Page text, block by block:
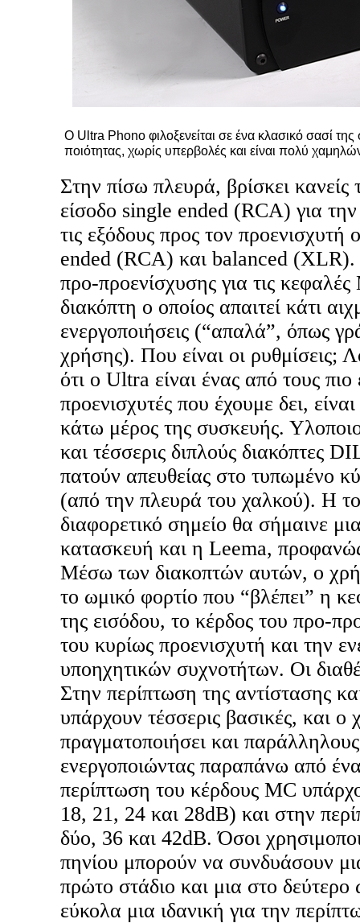
Ο Ultra Phono φιλοξενείται σε ένα κλασικό σασί
ποιότητας, χωρίς υπερβολές και είναι πολύ
Στην πίσω πλευρά, βρίσκει
είσοδο single ended (RCA) για
τις εξόδους προς τον προενισχυτή
ended (RCA) και balanced (XLR).
προ-προενίσχυσης για τις
διακόπτη ο οποίος απαιτεί κάτι
ενεργοποιήσεις (“απαλά”, όπως
χρήσης). Που είναι οι ρυθμίσεις;
ότι ο Ultra είναι ένας από τους
προενισχυτές που έχουμε δει,
κάτω μέρος της συσκευής.
και τέσσερις διπλούς διακόπτες
πατούν απευθείας στο τυπωμένο
(από την πλευρά του χαλκού). Η
διαφορετικό σημείο θα σήμαινε
κατασκευή και η Leema,
Μέσω των διακοπτών αυτών, ο
το ωμικό φορτίο που “βλέπει” η
της εισόδου, το κέρδος του προ-
του κυρίως προενισχυτή και την
υποηχητικών συχνοτήτων. Οι
Στην περίπτωση της αντίστασης
υπάρχουν τέσσερις βασικές, και ο
πραγματοποιήσει και
ενεργοποιώντας παραπάνω από
περίπτωση του κέρδους MC
18, 21, 24 και 28dB) και στην
δύο, 36 και 42dB. Όσοι
πηνίου μπορούν να συνδυάσουν
πρώτο στάδιο και μια στο
εύκολα μια ιδανική για την